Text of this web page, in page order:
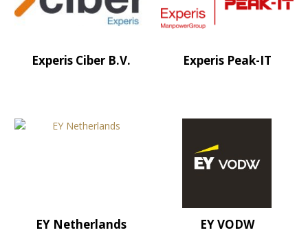
Experis Ciber B.V. Experis Peak-IT
EY Netherlands EY VODW